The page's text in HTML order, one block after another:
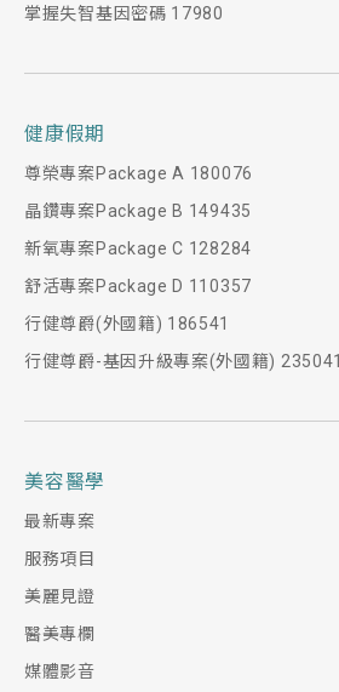
掌握失智基因密碼 17980
健康假期
尊榮專案Package A 180076
晶鑽專案Package B 149435
新氧專案Package C 128284
舒活專案Package D 110357
行健尊爵(外國籍) 186541
行健尊爵-基因升級專案(外國籍) 235041
美容醫學
最新專案
服務項目
美麗見證
醫美專欄
媒體影音